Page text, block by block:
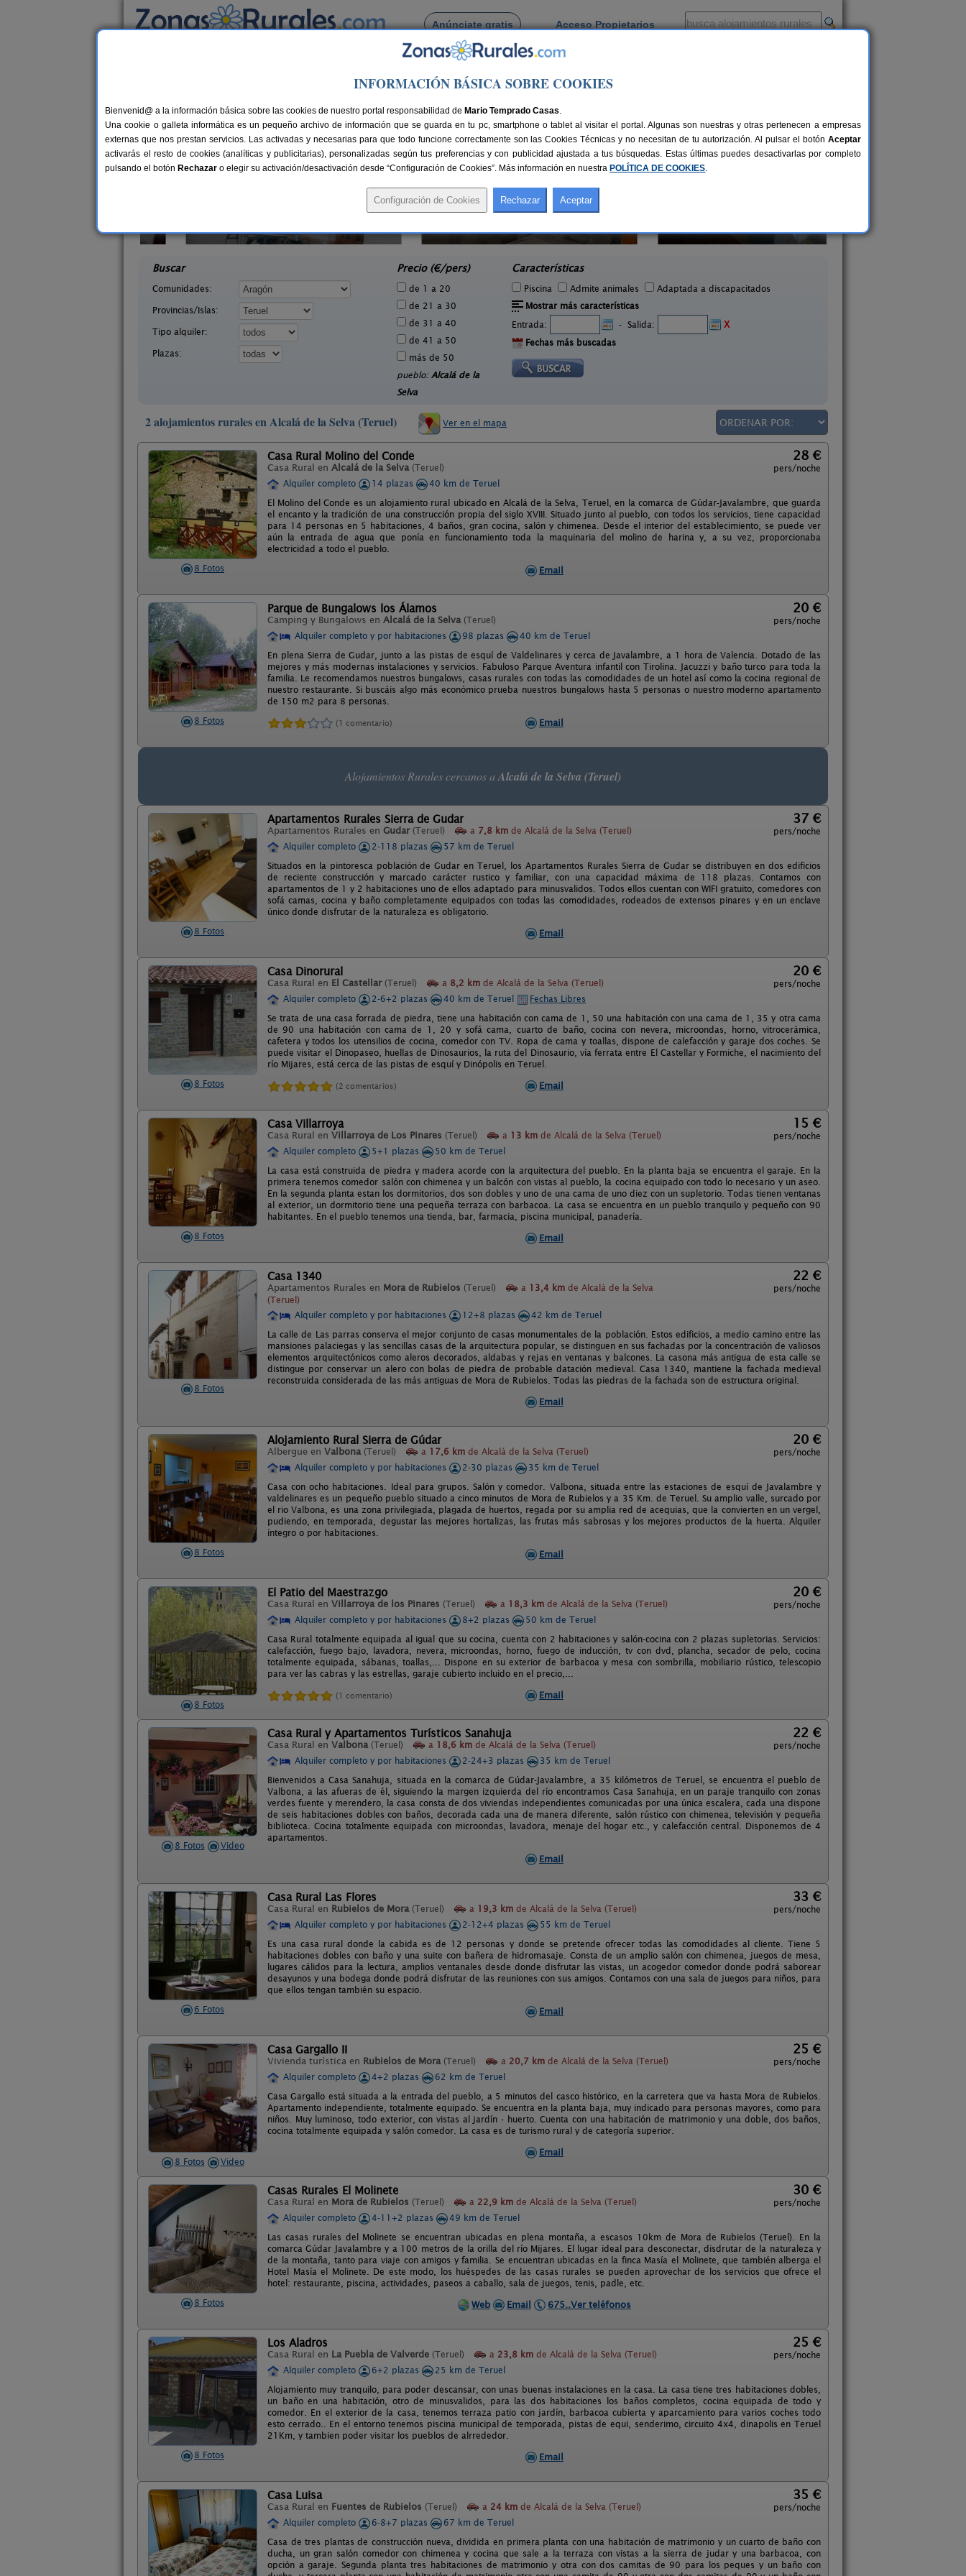
Anúnciate gratis Acceso Propietarios
Busca por pueblo
Casas Rurales en Alcalá de la Selva
20 €
Casas Rurales El Molinete
La Cañada de Verich
Buscar
Comunidades:
Provincias/Islas:
Tipo alquiler:
Plazas:
Precio (€/pers)
de 1 a 20
de 21 a 30
de 31 a 40
de 41 a 50
más de 50
pueblo: Alcalá de la
Selva
Características
Piscina Admite animales
Adaptada a discapacitados
Mostrar más características
Entrada:
- Salida:
X
Fechas más buscadas
2 alojamientos rurales en Alcalá de la Selva (Teruel) Ver en el mapa
8 Fotos
Casa Rural Molino del Conde
Casa Rural en Alcalá de la Selva (Teruel)
28 €
pers/noche
Alquiler completo
14 plazas
40 km de Teruel
El Molino del Conde es un alojamiento rural ubicado en Alcalá de la Selva, Teruel, en la comarca de Gúdar-Javalambre, que guarda
el encanto y la tradición de una construcción propia del siglo XVIII. Situado junto al pueblo, con todos los servicios, tiene capacidad
para 14 personas en 5 habitaciones, 4 baños, gran cocina, salón y chimenea. Desde el interior del establecimiento, se puede ver
aún la entrada de agua que ponía en funcionamiento toda la maquinaria del molino de harina y, a su vez, proporcionaba
electricidad a todo el pueblo.
Email
8 Fotos
Parque de Bungalows los Álamos
Camping y Bungalows en Alcalá de la Selva (Teruel)
20 €
pers/noche
Alquiler completo y por habitaciones
98 plazas
40 km de Teruel
En plena Sierra de Gudar, junto a las pistas de esquí de Valdelinares y cerca de Javalambre, a 1 hora de Valencia. Dotado de las
mejores y más modernas instalaciones y servicios. Fabuloso Parque Aventura infantil con Tirolina. Jacuzzi y baño turco para toda la
familia. Le recomendamos nuestros bungalows, casas rurales con todas las comodidades de un hotel así como la cocina regional de
nuestro restaurante. Si buscáis algo más económico prueba nuestros bungalows hasta 5 personas o nuestro moderno apartamento
de 150 m2 para 8 personas.
(1 comentario) Email
Alojamientos Rurales cercanos a Alcalá de la Selva (Teruel)
8 Fotos
Apartamentos Rurales Sierra de Gudar
Apartamentos Rurales en Gudar (Teruel) a 7,8 km de Alcalá de la Selva (Teruel)
37 €
pers/noche
Alquiler completo
2-118 plazas
57 km de Teruel
Situados en la pintoresca población de Gudar en Teruel, los Apartamentos Rurales Sierra de Gudar se distribuyen en dos edificios
de reciente construcción y marcado carácter rustico y familiar, con una capacidad máxima de 118 plazas. Contamos con
apartamentos de 1 y 2 habitaciones uno de ellos adaptado para minusvalidos. Todos ellos cuentan con WIFI gratuito, comedores con
sofá camas, cocina y baño completamente equipados con todas las comodidades, rodeados de extensos pinares y en un enclave
único donde disfrutar de la naturaleza es obligatorio.
Email
8 Fotos
Casa Dinorural
Casa Rural en El Castellar (Teruel) a 8,2 km de Alcalá de la Selva (Teruel)
20 €
pers/noche
Alquiler completo
2-6+2 plazas 40 km de Teruel
Fechas Libres
Se trata de una casa forrada de piedra, tiene una habitación con cama de 1, 50 una habitación con una cama de 1, 35 y otra cama
de 90 una habitación con cama de 1, 20 y sofá cama, cuarto de baño, cocina con nevera, microondas, horno, vitrocerámica,
cafetera y todos los utensilios de cocina, comedor con TV. Ropa de cama y toallas, dispone de calefacción y garaje dos coches. Se
puede visitar el Dinopaseo, huellas de Dinosaurios, la ruta del Dinosaurio, vía ferrata entre El Castellar y Formiche, el nacimiento del
río Mijares, está cerca de las pistas de esquí y Dinópolis en Teruel.
(2 comentarios) Email
8 Fotos
Casa Villarroya
Casa Rural en Villarroya de Los Pinares (Teruel) a 13 km de Alcalá de la Selva (Teruel)
15 €
pers/noche
Alquiler completo
5+1 plazas
50 km de Teruel
La casa está construida de piedra y madera acorde con la arquitectura del pueblo. En la planta baja se encuentra el garaje. En la
primera tenemos comedor salón con chimenea y un balcón con vistas al pueblo, la cocina equipado con todo lo necesario y un aseo.
En la segunda planta estan los dormitorios, dos son dobles y uno de una cama de uno diez con un supletorio. Todas tienen ventanas
al exterior, un dormitorio tiene una pequeña terraza con barbacoa. La casa se encuentra en un pueblo tranquilo y pequeño con 90
habitantes. En el pueblo tenemos una tienda, bar, farmacia, piscina municipal, panadería.
Email
8 Fotos
Casa 1340
Apartamentos Rurales en Mora de Rubielos (Teruel) a 13,4 km de Alcalá de la Selva
(Teruel)
22 €
pers/noche
Alquiler completo y por habitaciones 12+8 plazas
42 km de Teruel
La calle de Las parras conserva el mejor conjunto de casas monumentales de la población. Estos edificios, a medio camino entre las
mansiones palaciegas y las sencillas casas de la arquitectura popular, se distinguen en sus fachadas por la concentración de valiosos
elementos arquitectónicos como aleros decorados, aldabas y rejas en ventanas y balcones. La casona más antigua de esta calle se
distingue por conservar un alero con bolas de piedra de probable datación medieval. Casa 1340, mantiene la fachada medieval
reconstruida considerada de las más antiguas de Mora de Rubielos. Todas las piedras de la fachada son de estructura original.
Email
8 Fotos
Alojamiento Rural Sierra de Gúdar
Albergue en Valbona (Teruel) a 17,6 km de Alcalá de la Selva (Teruel)
20 €
pers/noche
Alquiler completo y por habitaciones
2-30 plazas
35 km de Teruel
Casa con ocho habitaciones. Ideal para grupos. Salón y comedor. Valbona, situada entre las estaciones de esquí de Javalambre y
valdelinares es un pequeño pueblo situado a cinco minutos de Mora de Rubielos y a 35 Km. de Teruel. Su amplio valle, surcado por
el rio Valbona, es una zona privilegiada, plagada de huertos, regada por su amplia red de acequias, que la convierten en un vergel,
pudiendo, en temporada, degustar las mejores hortalizas, las frutas más sabrosas y los mejores productos de la huerta. Alquiler
íntegro o por habitaciones.
Email
8 Fotos
El Patio del Maestrazgo
Casa Rural en Villarroya de los Pinares (Teruel) a 18,3 km de Alcalá de la Selva (Teruel)
20 €
pers/noche
Alquiler completo y por habitaciones
8+2 plazas
50 km de Teruel
Casa Rural totalmente equipada al igual que su cocina, cuenta con 2 habitaciones y salón-cocina con 2 plazas supletorias. Servicios:
calefacción, fuego bajo, lavadora, nevera, microondas, horno, fuego de inducción, tv con dvd, plancha, secador de pelo, cocina
totalmente equipada, sábanas, toallas,... Dispone en su exterior de barbacoa y mesa con sombrilla, mobiliario rústico, telescopio
para ver las cabras y las estrellas, garaje cubierto incluido en el precio,...
(1 comentario) Email
8 Fotos Video
Casa Rural y Apartamentos Turísticos Sanahuja
Casa Rural en Valbona (Teruel) a 18,6 km de Alcalá de la Selva (Teruel)
22 €
pers/noche
Alquiler completo y por habitaciones
2-24+3 plazas
35 km de Teruel
Bienvenidos a Casa Sanahuja, situada en la comarca de Gúdar-Javalambre, a 35 kilómetros de Teruel, se encuentra el pueblo de
Valbona, a las afueras de él, siguiendo la margen izquierda del río encontramos Casa Sanahuja, en un paraje tranquilo con zonas
verdes fuente y merendero, la casa consta de dos viviendas independientes comunicadas por una única escalera, cada una dispone
de seis habitaciones dobles con baños, decorada cada una de manera diferente, salón rústico con chimenea, televisión y pequeña
biblioteca. Cocina totalmente equipada con microondas, lavadora, menaje del hogar etc., y calefacción central. Disponemos de 4
apartamentos.
Email
6 Fotos
Casa Rural Las Flores
Casa Rural en Rubielos de Mora (Teruel) a 19,3 km de Alcalá de la Selva (Teruel)
33 €
pers/noche
Alquiler completo y por habitaciones
2-12+4 plazas
55 km de Teruel
Es una casa rural donde la cabida es de 12 personas y donde se pretende ofrecer todas las comodidades al cliente. Tiene 5
habitaciones dobles con baño y una suite con bañera de hidromasaje. Consta de un amplio salón con chimenea, juegos de mesa,
lugares cálidos para la lectura, amplios ventanales desde donde disfrutar las vistas, un acogedor comedor donde podrá saborear
desayunos y una bodega donde podrá disfrutar de las reuniones con sus amigos. Contamos con una sala de juegos para niños, para
que ellos tengan también su espacio.
Email
8 Fotos Video
Casa Gargallo II
Vivienda turística en Rubielos de Mora (Teruel) a 20,7 km de Alcalá de la Selva (Teruel)
25 €
pers/noche
Alquiler completo
4+2 plazas
62 km de Teruel
Casa Gargallo está situada a la entrada del pueblo, a 5 minutos del casco histórico, en la carretera que va hasta Mora de Rubielos.
Apartamento independiente, totalmente equipado. Se encuentra en la planta baja, muy indicado para personas mayores, como para
niños. Muy luminoso, todo exterior, con vistas al jardín - huerto. Cuenta con una habitación de matrimonio y una doble, dos baños,
cocina totalmente equipada y salón comedor. La casa es de turismo rural y de categoría superior.
Email
8 Fotos
Casas Rurales El Molinete
Casa Rural en Mora de Rubielos (Teruel) a 22,9 km de Alcalá de la Selva (Teruel)
30 €
pers/noche
Alquiler completo
4-11+2 plazas
49 km de Teruel
Las casas rurales del Molinete se encuentran ubicadas en plena montaña, a escasos 10km de Mora de Rubielos (Teruel). En la
comarca Gúdar Javalambre y a 100 metros de la orilla del río Mijares. El lugar ideal para desconectar, disdrutar de la naturaleza y
de la montaña, tanto para viaje con amigos y familia. Se encuentran ubicadas en la finca Masía el Molinete, que también alberga el
Hotel Masía el Molinete. De este modo, los huéspedes de las casas rurales se pueden aprovechar de los servicios que ofrece el
hotel: restaurante, piscina, actividades, paseos a caballo, sala de juegos, tenis, padle, etc.
Web
Email 675..Ver teléfonos
8 Fotos
Los Aladros
Casa Rural en La Puebla de Valverde (Teruel) a 23,8 km de Alcalá de la Selva (Teruel)
25 €
pers/noche
Alquiler completo
6+2 plazas
25 km de Teruel
Alojamiento muy tranquilo, para poder descansar, con unas buenas instalaciones en la casa. La casa tiene tres habitaciones dobles,
un baño en una habitación, otro de minusvalidos, para las dos habitaciones los baños completos, cocina equipada de todo y
comedor. En el exterior de la casa, tenemos terraza patio con jardín, barbacoa cubierta y aparcamiento para varios coches todo
esto cerrado.. En el entorno tenemos piscina municipal de temporada, pistas de equi, senderimo, circuito 4x4, dinapolis en Teruel
21Km, y tambien poder visitar los pueblos de alrrededor.
Email
Casa Luisa
Casa Rural en Fuentes de Rubielos (Teruel) a 24 km de Alcalá de la Selva (Teruel)
35 €
pers/noche
Alquiler completo
6-8+7 plazas
67 km de Teruel
Casa de tres plantas de construcción nueva, dividida en primera planta con una habitación de matrimonio y un cuarto de baño con
ducha, un gran salón comedor con chimenea y cocina que sale a la terraza con vistas a la sierra de judar y una barbacoa, con
opción a garaje. Segunda planta tres habitaciones de matrimonio y otra con dos camitas de 90 para los peques y un baño con
INFORMACIÓN BÁSICA SOBRE COOKIES
Bienvenid@ a la información básica sobre las cookies de nuestro portal responsabilidad de Mario Temprado Casas.
Una cookie o galleta informática es un pequeño archivo de información que se guarda en tu pc, smartphone o tablet al visitar el portal. Algunas son nuestras y otras pertenecen a empresas
externas que nos prestan servicios. Las activadas y necesarias para que todo funcione correctamente son las Cookies Técnicas y no necesitan de tu autorización. Al pulsar el botón Aceptar
activarás el resto de cookies (analíticas y publicitarias), personalizadas según tus preferencias y con publicidad ajustada a tus búsquedas. Estas últimas puedes desactivarlas por completo
pulsando el botón Rechazar o elegir su activación/desactivación desde “Configuración de Cookies”. Más información en nuestra POLÍTICA DE COOKIES.